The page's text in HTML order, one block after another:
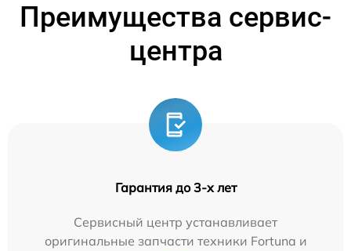
Преимущества сервис-
центра
Гарантия до 3-х лет
Сервисный центр устанавливает
оригинальные запчасти техники Fortuna и